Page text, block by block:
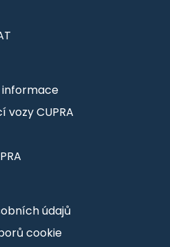
informace
vozy CUPRA
údajů
cookie